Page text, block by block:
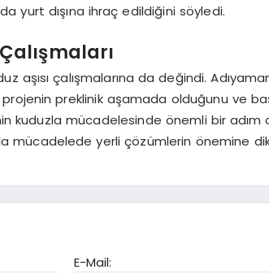
yurt dışına ihraç edildiğini söyledi.
aşısı çalışmalarına da değindi.
preklinik aşamada olduğunu ve
kuduzla mücadelesinde önemli bir adım
mücadelede yerli çözümlerin önemine
E-Mail: